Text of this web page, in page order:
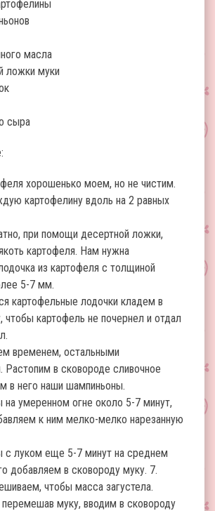
масла
ложки муки
сыра
хорошенько моем, но не чистим.
картофелину вдоль на 2 равных
при помощи десертной ложки,
картофеля. Нам нужна
из картофеля с толщиной
5-7 мм.
картофельные лодочки кладем в
чтобы картофель не почернел и отдал
временем, остальными
Растопим в сковороде сливочное
в него наши шампиньоны.
на умеренном огне около 5-7 минут,
к ним мелко-мелко нарезанную
с луком еще 5-7 минут на среднем
добавляем в сковороду муку. 7.
чтобы масса загустела.
муку, вводим в сковороду